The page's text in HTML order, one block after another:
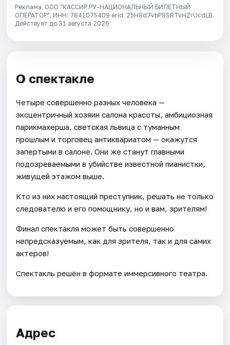
Реклама. ООО "КАССИР.РУ-НАЦИОНАЛЬНЫЙ БИЛЕТНЫЙ
ОПЕРАТОР", ИНН: 7841075409 erid: 25H8d7vbP8SRTvHZrUcdLB.
Действует до 31 августа 2026
О спектакле
Четыре совершенно разных человека —
эксцентричный хозяин салона красоты, амбициозная
парикмахерша, светская львица с туманным
прошлым и торговец антиквариатом — окажутся
запертыми в салоне. Они же станут главными
подозреваемыми в убийстве известной пианистки,
живущей этажом выше.
Кто из них настоящий преступник, решать не только
следователю и его помощнику, но и вам, зрителям!
Финал спектакля может быть совершенно
непредсказуемым, как для зрителя, так и для самих
актеров!
Спектакль решён в формате иммерсивного театра.
Адрес